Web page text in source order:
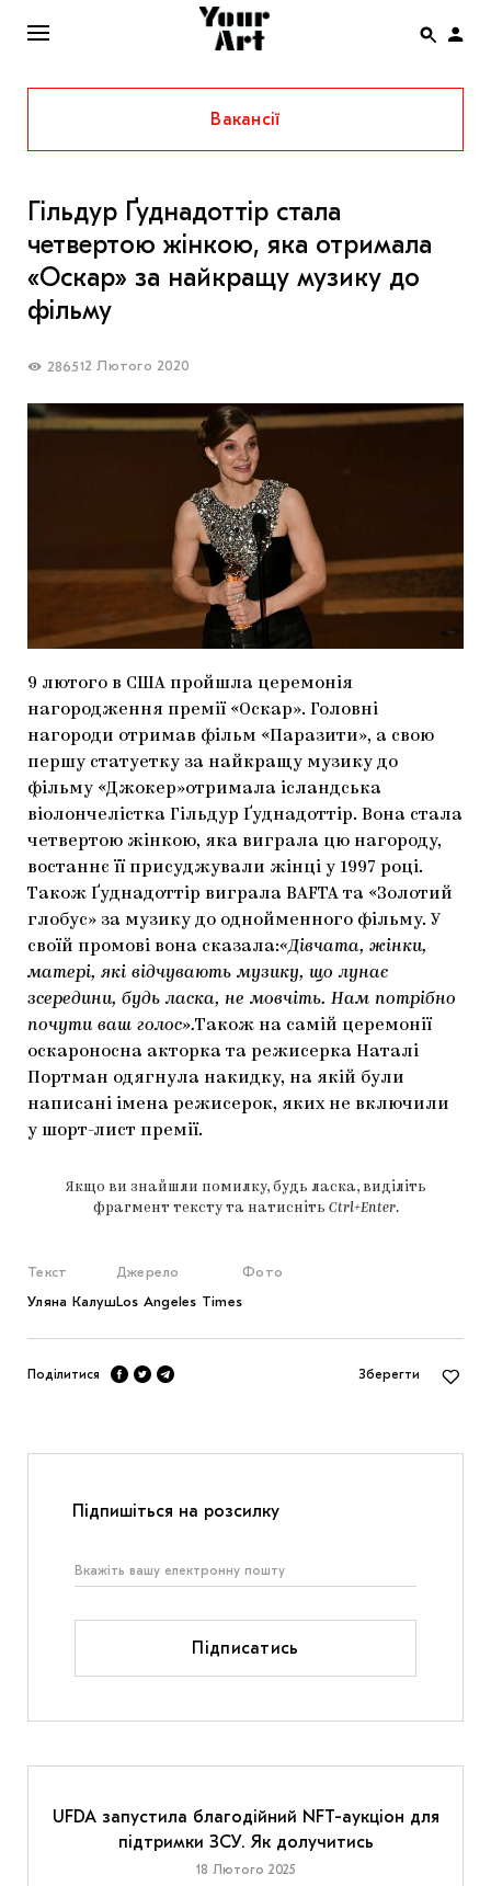
ENG
НОВИНИ
АФІША
ІНТЕРВ’Ю
THE UKRAINIAN PAVILION AT VENICE BIENNALE
2022
МАРІУПОЛЬСЬКІ МАРГІНАЛІЇ
ДОСЛІДНИЦЬКА ПЛАТФОРМА
ЗАПАЛЕННЯ
CARPATHIAN CULT ПРО РІЗДВЯНІ СВЯТА
Вакансії
Гільдур Ґуднадоттір стала
четвертою жінкою, яка отримала
«Оскар» за найкращу музику до
фільму
286512 Лютого 2020
9 лютого в США пройшла церемонія
нагородження премії «Оскар». Головні
нагороди отримав фільм «Паразити», а свою
першу статуетку за найкращу музику до
фільму «Джокер»отримала ісландська
віолончелістка Гільдур Ґуднадоттір. Вона стала
четвертою жінкою, яка виграла цю нагороду,
востаннє її присуджували жінці у 1997 році.
Також Ґуднадоттір виграла BAFTA та «Золотий
глобус» за музику до однойменного фільму. У
своїй промові вона сказала:«Дівчата, жінки,
матері, які відчувають музику, що лунає
зсередини, будь ласка, не мовчіть. Нам потрібно
почути ваш голос».Також на самій церемонії
оскароносна акторка та режисерка Наталі
Портман одягнула накидку, на якій були
написані імена режисерок, яких не включили
у шорт-лист премії.
Якщо ви знайшли помилку, будь ласка, виділіть
фрагмент тексту та натисніть Ctrl+Enter.
Текст
Уляна Калуш
Джерело
Los Angeles Times
Фото
Поділитися Зберегти
Підпишіться на розсилку
Підписатись
UFDA запустила благодійний NFT-аукціон для
підтримки ЗСУ. Як долучитись
18 Лютого 2025